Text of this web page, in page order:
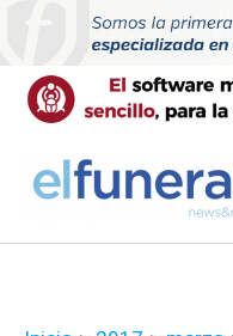
contenido